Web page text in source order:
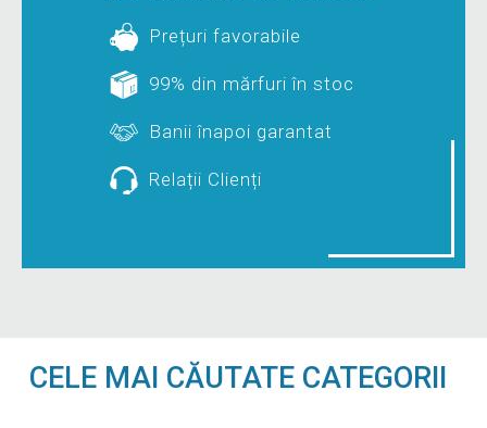
Prețuri favorabile
99% din mărfuri în stoc
Banii înapoi garantat
Relații Clienți
CELE MAI CĂUTATE CATEGORII